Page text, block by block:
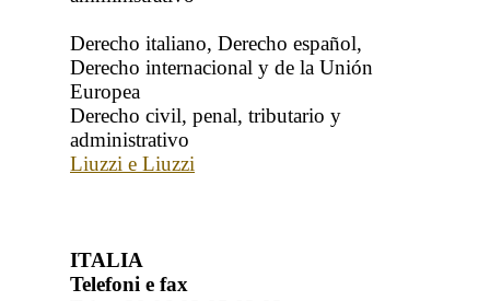
Derecho italiano, Derecho español,
Derecho internacional y de la Unión
Europea
Derecho civil, penal, tributario y
administrativo
Liuzzi e Liuzzi
ITALIA
Telefoni e fax